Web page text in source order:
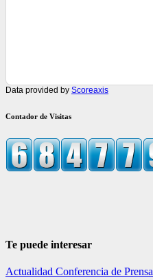
Data provided by Scoreaxis
Contador de Visitas
Te puede interesar
Actualidad Conferencia de Prensa